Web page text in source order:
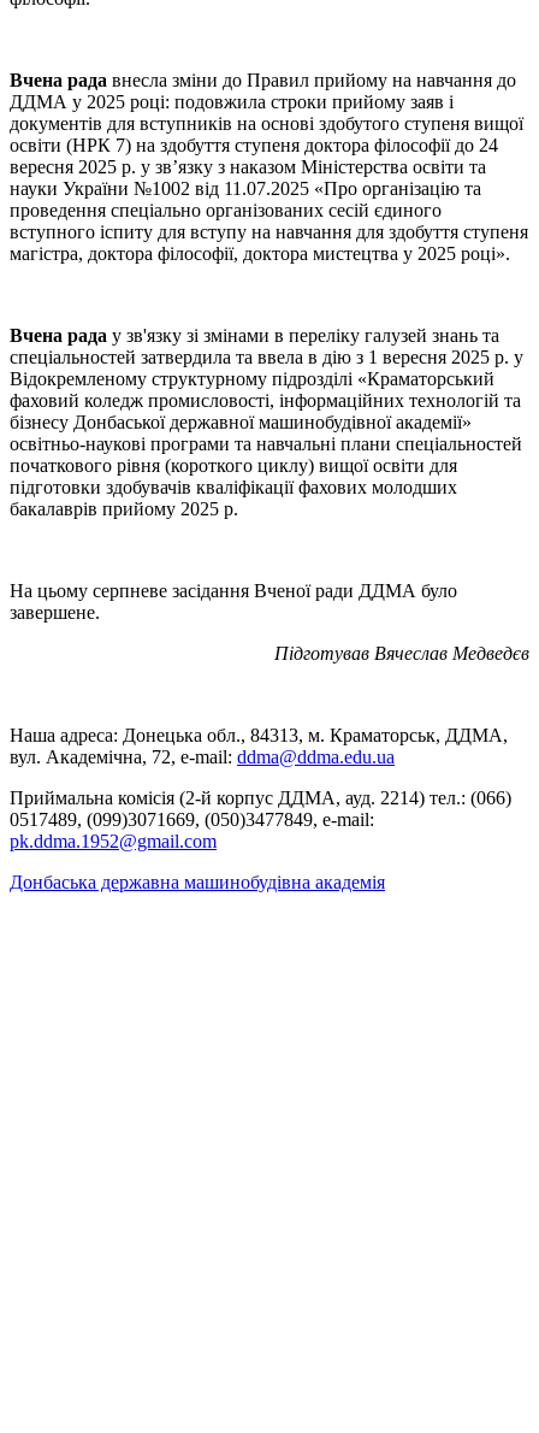
Вчена рада внесла зміни до Правил прийому на навчання до
ДДМА у 2025 році: подовжила строки прийому заяв і
документів для вступників на основі здобутого ступеня вищої
освіти (НРК 7) на здобуття ступеня доктора філософії до 24
вересня 2025 р. у зв’язку з наказом Міністерства освіти та
науки України №1002 від 11.07.2025 «Про організацію та
проведення спеціально організованих сесій єдиного
вступного іспиту для вступу на навчання для здобуття ступеня
магістра, доктора філософії, доктора мистецтва у 2025 році».
Вчена рада у зв'язку зі змінами в переліку галузей знань та
спеціальностей затвердила та ввела в дію з 1 вересня 2025 р. у
Відокремленому структурному підрозділі «Краматорський
фаховий коледж промисловості, інформаційних технологій та
бізнесу Донбаської державної машинобудівної академії»
освітньо-наукові програми та навчальні плани спеціальностей
початкового рівня (короткого циклу) вищої освіти для
підготовки здобувачів кваліфікації фахових молодших
бакалаврів прийому 2025 р.
На цьому серпневе засідання Вченої ради ДДМА було
завершене.
Підготував Вячеслав Медведєв
Наша адреса: Донецька обл., 84313, м. Краматорськ, ДДМА,
вул. Академічна, 72, е-mail: ddma@ddma.edu.ua
Приймальна комісія (2-й корпус ДДМА, ауд. 2214) тел.: (066)
0517489, (099)3071669, (050)3477849, e-mail:
pk.ddma.1952@gmail.com
Донбаська державна машинобудівна академія